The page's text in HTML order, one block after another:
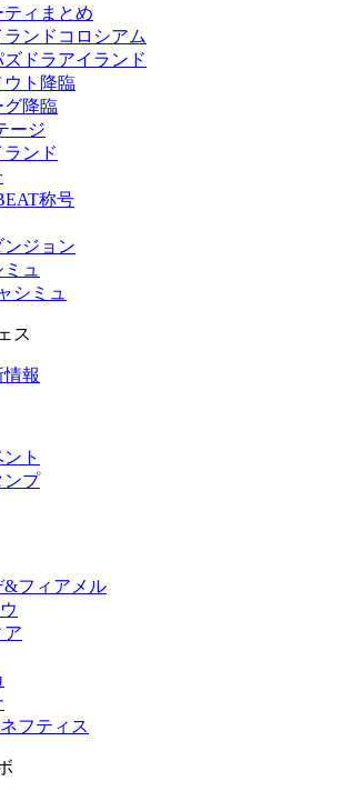
ィまとめ
ンドコロシアム
ドラアイランド
ウト降臨
グ降臨
ージ
ンド
称号
ンジョン
ュ
シミュ
ス
報
ト
ンプ
&フィアメル
ア
フティス